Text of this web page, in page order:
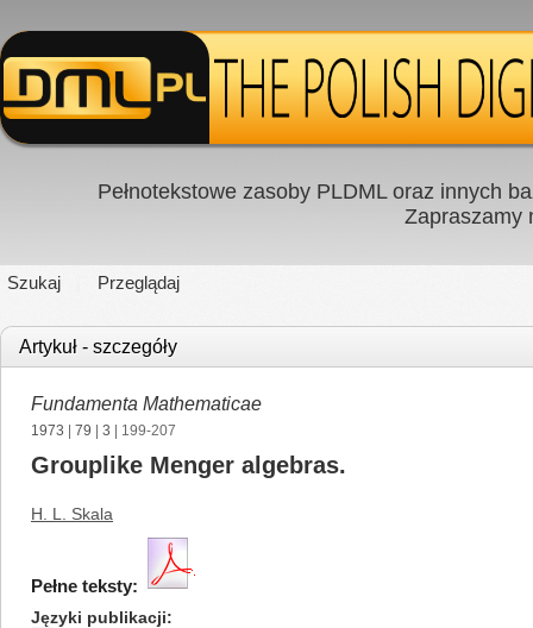
Pełnotekstowe zasoby PLDML oraz innych
Zapraszamy
Szukaj Przeglądaj
Artykuł - szczegóły
Fundamenta Mathematicae
1973 79 3 | 199-207
Grouplike Menger algebras.
H. L. Skala
Pełne teksty:
Języki publikacji